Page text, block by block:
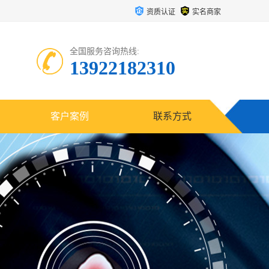
资质认证 实名商家
全国服务咨询热线:
13922182310
客户案例 联系方式